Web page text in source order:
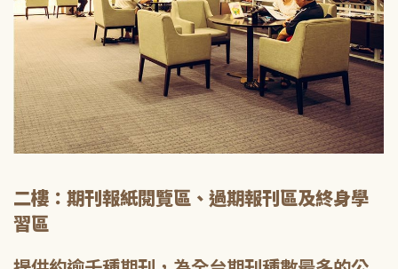
二樓：期刊報紙閱覽區、過期報刊區及終身學
習區